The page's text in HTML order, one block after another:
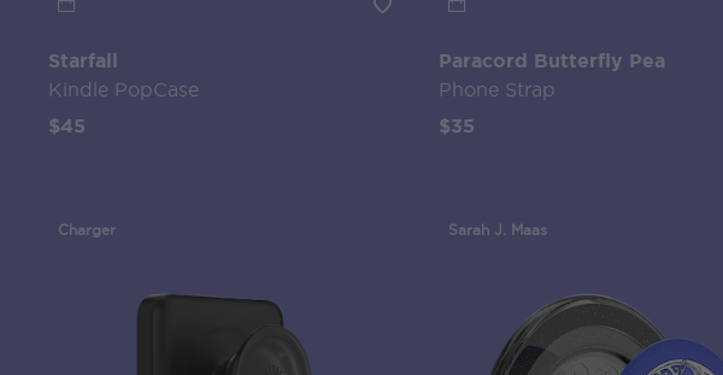
Starfall
Kindle PopCase
$45
Paracord Butterfly Pea
Phone Strap
$35
Charger Sarah J. Maas